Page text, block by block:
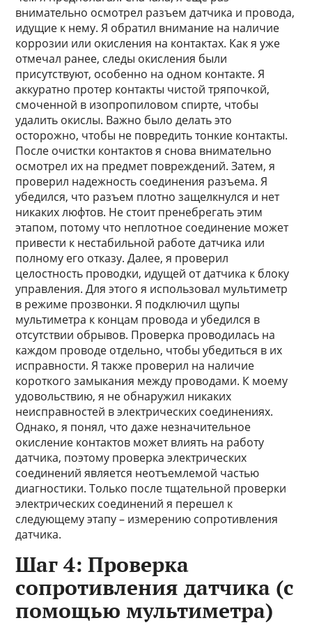
внимательно осмотрел разъем датчика и провода,
идущие к нему. Я обратил внимание на наличие
коррозии или окисления на контактах. Как я уже
отмечал ранее, следы окисления были
присутствуют, особенно на одном контакте. Я
аккуратно протер контакты чистой тряпочкой,
смоченной в изопропиловом спирте, чтобы
удалить окислы. Важно было делать это
осторожно, чтобы не повредить тонкие контакты.
После очистки контактов я снова внимательно
осмотрел их на предмет повреждений. Затем, я
проверил надежность соединения разъема. Я
убедился, что разъем плотно защелкнулся и нет
никаких люфтов. Не стоит пренебрегать этим
этапом, потому что неплотное соединение может
привести к нестабильной работе датчика или
полному его отказу. Далее, я проверил
целостность проводки, идущей от датчика к блоку
управления. Для этого я использовал мультиметр
в режиме прозвонки. Я подключил щупы
мультиметра к концам провода и убедился в
отсутствии обрывов. Проверка проводилась на
каждом проводе отдельно, чтобы убедиться в их
исправности. Я также проверил на наличие
короткого замыкания между проводами. К моему
удовольствию, я не обнаружил никаких
неисправностей в электрических соединениях.
Однако, я понял, что даже незначительное
окисление контактов может влиять на работу
датчика, поэтому проверка электрических
соединений является неотъемлемой частью
диагностики. Только после тщательной проверки
электрических соединений я перешел к
следующему этапу – измерению сопротивления
датчика.
Шаг 4: Проверка
сопротивления датчика (с
помощью мультиметра)